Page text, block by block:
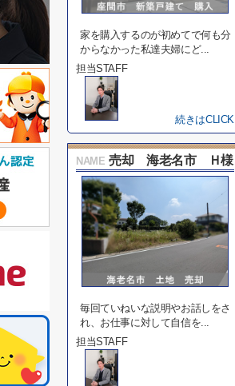
家を購入するのが初めてで何も分
からなかった私達夫婦にど...
担当STAFF
続きはCLICK
NAME 売却 海老名市 Ｈ様
毎回ていねいな説明やお話しをさ
れ、お仕事に対して自信を...
担当STAFF